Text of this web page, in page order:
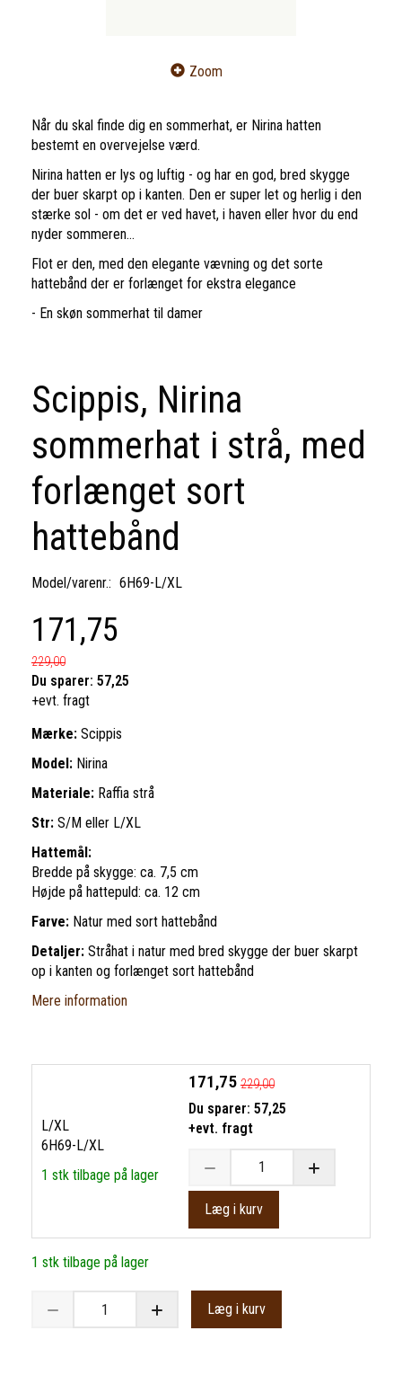
Zoom
Når du skal finde dig en sommerhat, er Nirina hatten
bestemt en overvejelse værd.
Nirina hatten er lys og luftig - og har en god, bred skygge
der buer skarpt op i kanten. Den er super let og herlig i den
stærke sol - om det er ved havet, i haven eller hvor du end
nyder sommeren...
Flot er den, med den elegante vævning og det sorte
hattebånd der er forlænget for ekstra elegance
- En skøn sommerhat til damer
Scippis, Nirina
sommerhat i strå, med
forlænget sort
hattebånd
Model/varenr.: 6H69-L/XL
171,75
229,00
Du sparer: 57,25
+evt. fragt
Mærke: Scippis
Model: Nirina
Materiale: Raffia strå
Str: S/M eller L/XL
Hattemål:
Bredde på skygge: ca. 7,5 cm
Højde på hattepuld: ca. 12 cm
Farve: Natur med sort hattebånd
Detaljer: Stråhat i natur med bred skygge der buer skarpt
op i kanten og forlænget sort hattebånd
Mere information
L/XL
6H69-L/XL
1 stk tilbage på lager
171,75 229,00
Du sparer: 57,25
+evt. fragt
Læg i kurv
1 stk tilbage på lager
Læg i kurv